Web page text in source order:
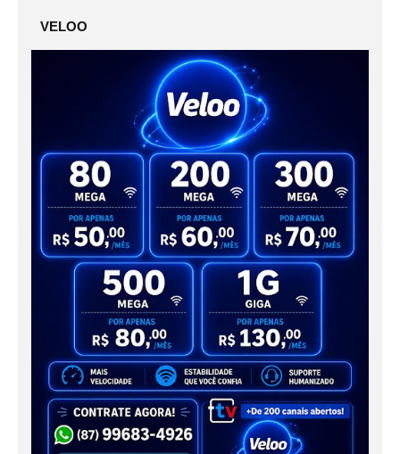
VELOO